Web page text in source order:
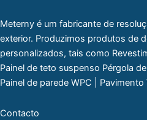
Meterny é um fabricante de
exterior. Produzimos produtos de
personalizados, tais como
Painel de teto suspenso Pérgola
Painel de parede WPC |
Contacto